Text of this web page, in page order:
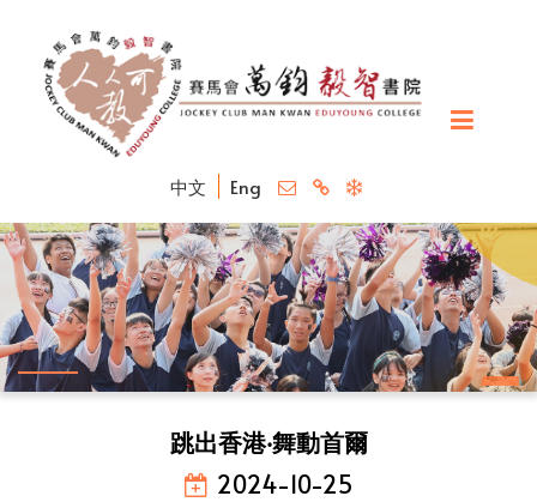
中文 Eng
跳出香港‧舞動首爾
2024-10-25